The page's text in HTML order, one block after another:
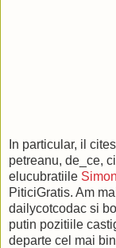
In particular, il
petreanu, de_ce,
elucubratiile
PiticiGratis. Am
dailycotcodac si
putin pozitiile
departe cel mai